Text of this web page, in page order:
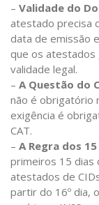
– Validade do
atestado precisa
data de emissão
que os atestados
validade legal.
– A Questão do
não é obrigatório
exigência é
CAT.
– A Regra dos
primeiros 15 dias
atestados de
partir do 16º dia,